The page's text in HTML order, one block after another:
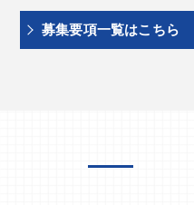
募集要項一覧はこちら